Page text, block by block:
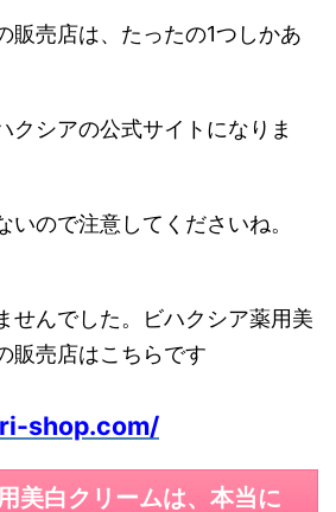
販売店は、たったの1つしかあ
クシアの公式サイトになりま
いので注意してくださいね。
せんでした。ビハクシア薬用美
販売店はこちらです
shop.com/
美白クリームは、本当に